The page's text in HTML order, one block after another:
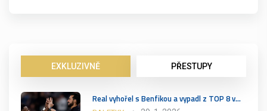
EXKLUZIVNĚ PŘESTUPY
Real vyhořel s Benfikou a vypadl z TOP 8 v…